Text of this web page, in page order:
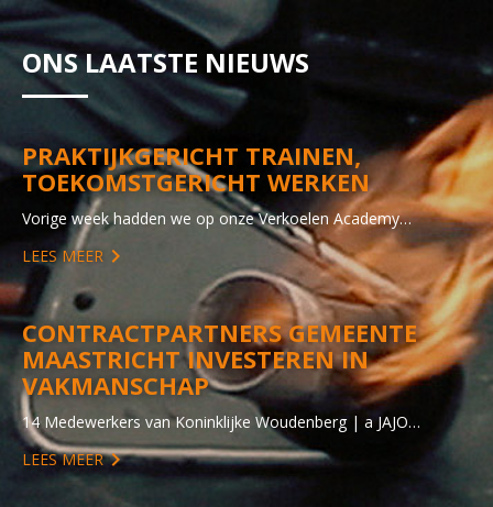
ONS LAATSTE NIEUWS
PRAKTIJKGERICHT TRAINEN,
TOEKOMSTGERICHT WERKEN
Vorige week hadden we op onze Verkoelen Academy…
LEES MEER
CONTRACTPARTNERS GEMEENTE
MAASTRICHT INVESTEREN IN
VAKMANSCHAP
14 Medewerkers van Koninklijke Woudenberg | a JAJO…
LEES MEER